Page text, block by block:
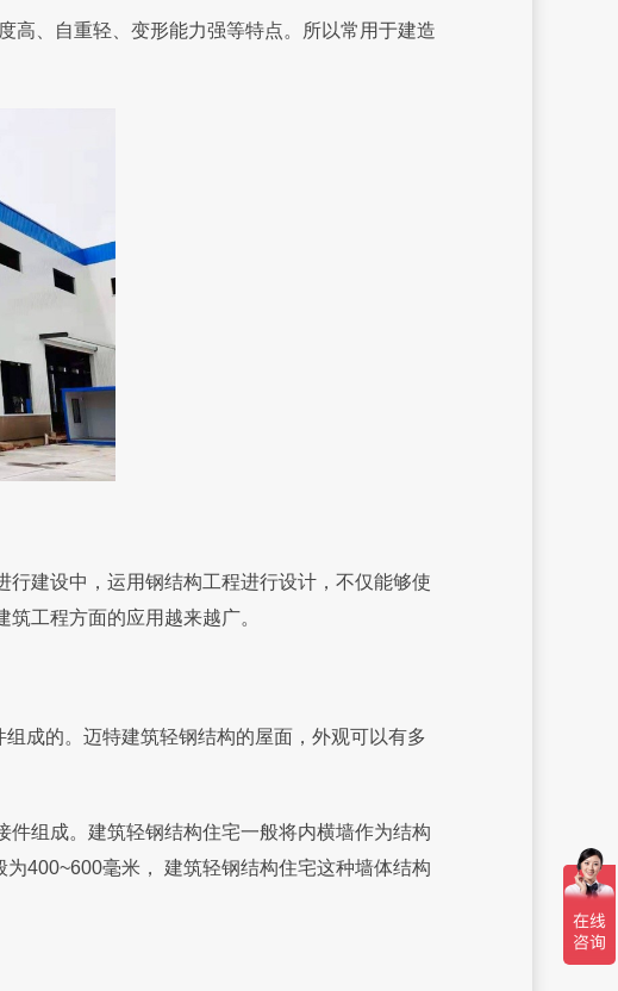
高、自重轻、变形能力强等特点。所以常用于建造
建设中，运用钢结构工程进行设计，不仅能够使
工程方面的应用越来越广。
成的。迈特建筑轻钢结构的屋面，外观可以有多
组成。建筑轻钢结构住宅一般将内横墙作为结构
400~600毫米， 建筑轻钢结构住宅这种墙体结构